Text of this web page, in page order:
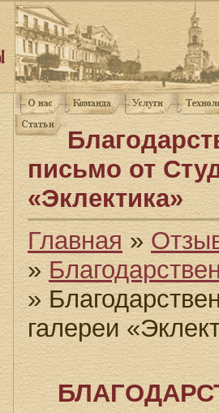
письмо от
«Эклектика»
Главная»
»
»
галереи